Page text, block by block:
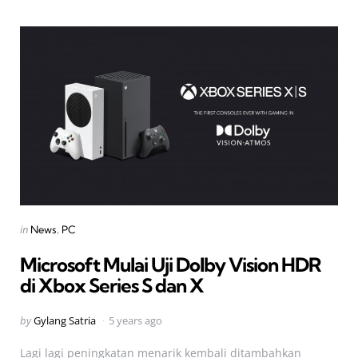
Categories
Posted
in News PC
Microsoft Mulai Uji Dolby Vision HDR
di Xbox Series S dan X
Posted
byGylang Satria 5 years ago
Lagi lagi peningkatan menarik kembali ditambahkan